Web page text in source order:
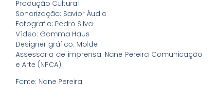
Produção Cultural
Sonorização: Savior Áudio
Fotografia: Pedro Silva
Vídeo: Gamma Haus
Designer gráfico: Molde
Assessoria de imprensa: Nane Pereira Comunicação
e Arte (NPCA).
Fonte: Nane Pereira